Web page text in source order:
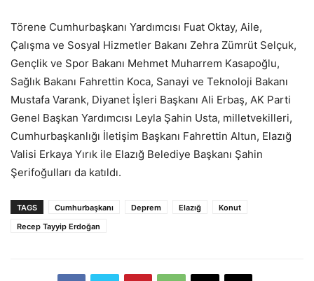
Törene Cumhurbaşkanı Yardımcısı Fuat Oktay, Aile,
Çalışma ve Sosyal Hizmetler Bakanı Zehra Zümrüt Selçuk,
Gençlik ve Spor Bakanı Mehmet Muharrem Kasapoğlu,
Sağlık Bakanı Fahrettin Koca, Sanayi ve Teknoloji Bakanı
Mustafa Varank, Diyanet İşleri Başkanı Ali Erbaş, AK Parti
Genel Başkan Yardımcısı Leyla Şahin Usta, milletvekilleri,
Cumhurbaşkanlığı İletişim Başkanı Fahrettin Altun, Elazığ
Valisi Erkaya Yırık ile Elazığ Belediye Başkanı Şahin
Şerifoğulları da katıldı.
TAGS Cumhurbaşkanı Deprem Elazığ
Konut
Recep Tayyip Erdoğan